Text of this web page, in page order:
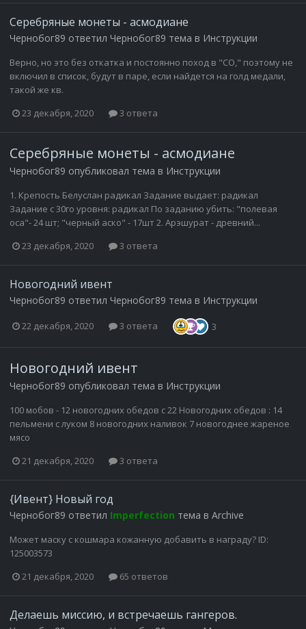
Серебряные монеты - асмодиане
Чернобог89 ответил Чернобог89 тема в Инструкции
Верно, но это без откатка и постоянно поход в "СО," поэтому не
включил в список, будут в паре, если найдется на голд медали,
такой же кв.
23 декабря, 2020
3 ответа
Серебряные монеты - асмодиане
Чернобог89 опубликовал тема в Инструкции
1. Крепость Белуслан радикал Задание выдает: радикал
Задание с 30го уровня: радикал По заданию убить: "полевая
оса"- 24 шт; "черный аско" - 17шт 2. Арэшурат - древний...
23 декабря, 2020
3 ответа
Новогодний ивент
Чернобог89 ответил Чернобог89 тема в Инструкции
22 декабря, 2020 3 ответа 3
Новогодний ивент
Чернобог89 опубликовал тема в Инструкции
100 мобов - 12 новогодних обедов с 22 Новогодних обедов : 14
пельмени с луком 8 новогодних наливок 7 новогоднее жареное
мясо
21 декабря, 2020
3 ответа
{Ивент} Новый год
Чернобог89 ответил Imperfection тема в Archive
Может маску с кошмара кожанную добавить в награду? ID:
125003573
21 декабря, 2020
65 ответов
Делаешь миссию, и встречаешь гангеров.